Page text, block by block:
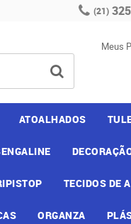
(21)
Meus
ATOALHADOS
TECIDOS DE
ORGANZA